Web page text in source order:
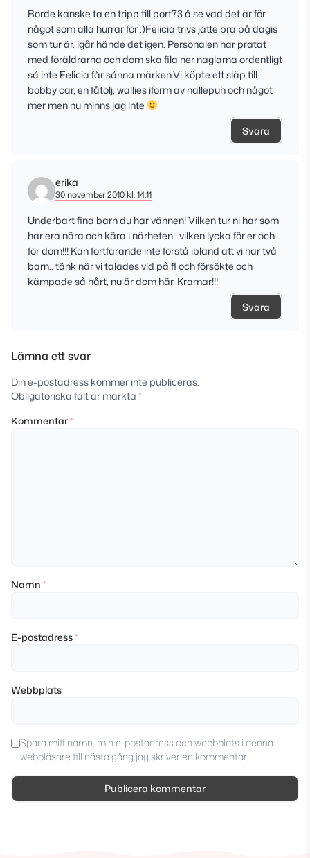
Borde kanske ta en tripp till port73 å se vad det är för
något som alla hurrar för :)Felicia trivs jätte bra på dagis
som tur är. igår hände det igen. Personalen har pratat
med föräldrarna och dom ska fila ner naglarna ordentligt
så inte Felicia får sånna märken.Vi köpte ett släp till
bobby car, en fåtölj, wallies iform av nallepuh och något
mer men nu minns jag inte
Svara
erika
30 november 2010 kl. 14:11
Underbart fina barn du har vännen! Vilken tur ni har som
har era nära och kära i närheten.. vilken lycka för er och
för dom!!! Kan fortfarande inte förstå ibland att vi har två
barn.. tänk när vi talades vid på fl och försökte och
kämpade så hårt, nu är dom här. Kramar!!!
Svara
Lämna ett svar
Din e-postadress kommer inte publiceras.
Obligatoriska fält är märkta *
Kommentar*
Namn *
E-postadress*
Webbplats
Spara mitt namn, min e-postadress och webbplats i denna
webbläsare till nästa gång jag skriver en kommentar.